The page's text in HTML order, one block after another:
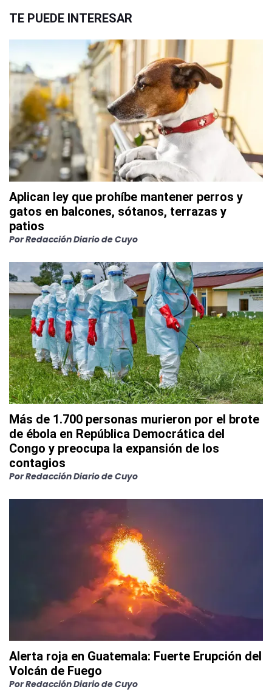
TE PUEDE INTERESAR
Aplican ley que prohíbe mantener perros y
gatos en balcones, sótanos, terrazas y
patios
PorRedacción Diario de Cuyo
Más de 1.700 personas murieron por el brote
de ébola en República Democrática del
Congo y preocupa la expansión de los
contagios
PorRedacción Diario de Cuyo
Alerta roja en Guatemala: Fuerte Erupción del
Volcán de Fuego
PorRedacción Diario de Cuyo